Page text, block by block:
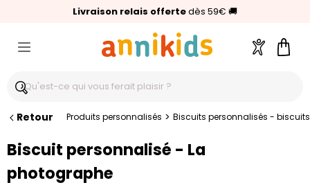
Livraison relais offertedès 59€ 🚚
🥇Palmarès Capital 2025 :Annikids N°1
⭐⭐⭐⭐⭐4,6/5(24 000 avis clients)
Compte
Retour Produits personnalisés > Biscuits personnalisés - biscuits
Biscuit personnalisé - La
photographe